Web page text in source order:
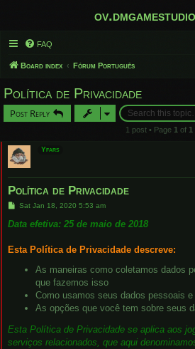
FAQ
Board index Fórum Português
Política de Privacidade
Post Reply
1 post • Page 1 of 1
Yfars
Política de Privacidade
P
s
Sat Jan 18, 2020 5:53 am
Data efetiva: 25 de maio de 2018
Esta Política de Privacidade descreve:
As maneiras como coletamos dados
que fazemos isso
Como usamos seus dados pessoais e
As opções que você tem sobre seus
Esta Política de Privacidade se aplica aos
serviços relacionados, que aqui